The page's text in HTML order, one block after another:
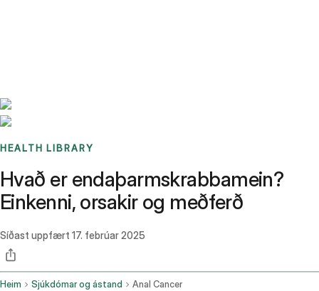
HEALTH LIBRARY
Hvað er endaþarmskrabbamein?
Einkenni, orsakir og meðferð
Síðast uppfært 17. febrúar 2025
Heim Sjúkdómar og ástand Anal Cancer